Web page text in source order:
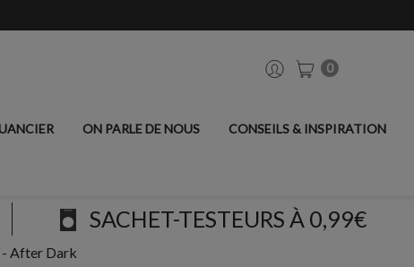
0
ON PARLE DE NOUS CONSEILS & INSPIRATION
SACHET-TESTEURS À 0,99€
- After Dark